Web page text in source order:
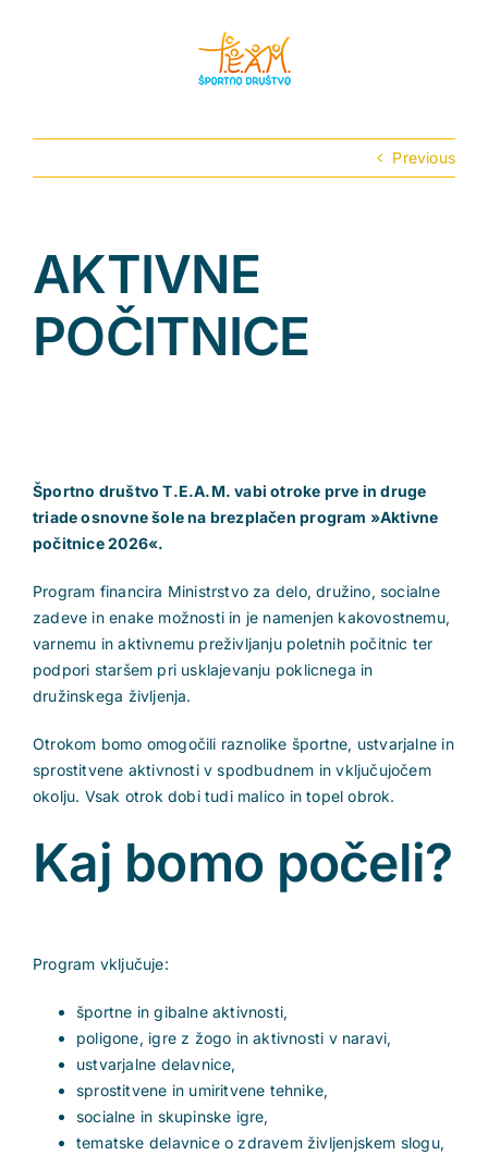
Previous
AKTIVNE
POČITNICE
Športno društvo T.E.A.M. vabi otroke prve in druge
triade osnovne šole na brezplačen program »Aktivne
počitnice 2026«.
Program financira Ministrstvo za delo, družino, socialne
zadeve in enake možnosti in je namenjen kakovostnemu,
varnemu in aktivnemu preživljanju poletnih počitnic ter
podpori staršem pri usklajevanju poklicnega in
družinskega življenja.
Otrokom bomo omogočili raznolike športne, ustvarjalne in
sprostitvene aktivnosti v spodbudnem in vključujočem
okolju. Vsak otrok dobi tudi malico in topel obrok.
Kaj bomo počeli?
Program vključuje:
športne in gibalne aktivnosti,
poligone, igre z žogo in aktivnosti v naravi,
ustvarjalne delavnice,
sprostitvene in umiritvene tehnike,
socialne in skupinske igre,
tematske delavnice o zdravem življenjskem slogu,